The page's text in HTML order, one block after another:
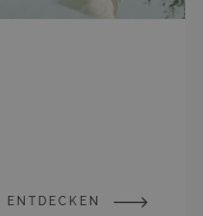
ENTDECKEN